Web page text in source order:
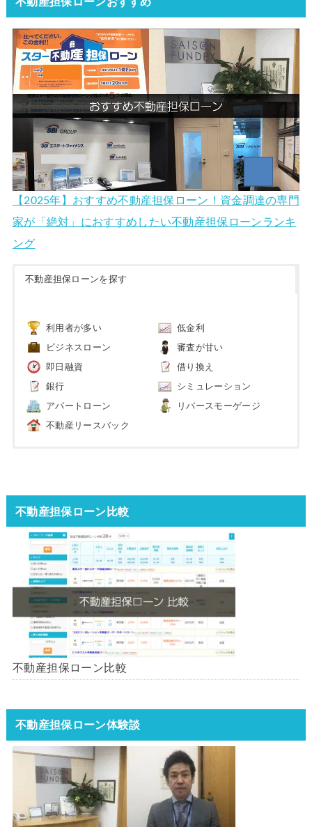
【2025年】おすすめ不動産担保ローン！資金調達の専門
家が「絶対」におすすめしたい不動産担保ローンランキ
ング
不動産担保ローンを探す
利用者が多い 低金利
ビジネスローン 審査が甘い
即日融資 借り換え
銀行 シミュレーション
アパートローン リバースモーゲージ
不動産リースバック
不動産担保ローン比較
不動産担保ローン比較
不動産担保ローン体験談